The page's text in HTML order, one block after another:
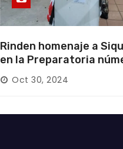
Rinden homenaje a
en la Preparatoria
Oct 30, 2024